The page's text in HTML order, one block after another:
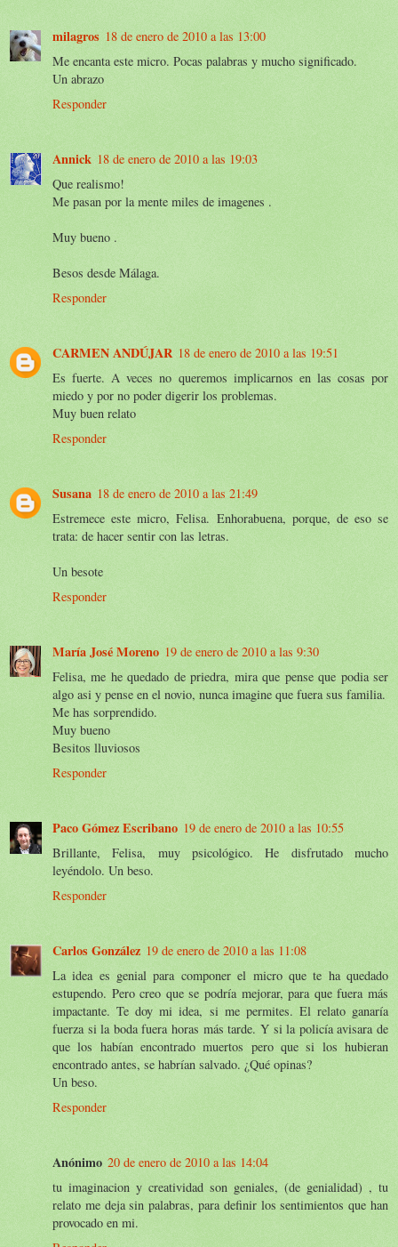
milagros 18 de enero de 2010 a las 13:00
Me encanta este micro. Pocas palabras y mucho significado.
Un abrazo
Responder
Annick 18 de enero de 2010 a las 19:03
Que realismo!
Me pasan por la mente miles de imagenes .
Muy bueno .
Besos desde Málaga.
Responder
CARMEN ANDÚJAR 18 de enero de 2010 a las 19:51
Es fuerte. A veces no queremos implicarnos en las cosas por
miedo y por no poder digerir los problemas.
Muy buen relato
Responder
Susana 18 de enero de 2010 a las 21:49
Estremece este micro, Felisa. Enhorabuena, porque, de eso se
trata: de hacer sentir con las letras.
Un besote
Responder
María José Moreno 19 de enero de 2010 a las 9:30
Felisa, me he quedado de priedra, mira que pense que podia ser
algo asi y pense en el novio, nunca imagine que fuera sus familia.
Me has sorprendido.
Muy bueno
Besitos lluviosos
Responder
Paco Gómez Escribano 19 de enero de 2010 a las 10:55
Brillante, Felisa, muy psicológico. He disfrutado mucho
leyéndolo. Un beso.
Responder
Carlos González 19 de enero de 2010 a las 11:08
La idea es genial para componer el micro que te ha quedado
estupendo. Pero creo que se podría mejorar, para que fuera más
impactante. Te doy mi idea, si me permites. El relato ganaría
fuerza si la boda fuera horas más tarde. Y si la policía avisara de
que los habían encontrado muertos pero que si los hubieran
encontrado antes, se habrían salvado. ¿Qué opinas?
Un beso.
Responder
Anónimo 20 de enero de 2010 a las 14:04
tu imaginacion y creatividad son geniales, (de genialidad) , tu
relato me deja sin palabras, para definir los sentimientos que han
provocado en mi.